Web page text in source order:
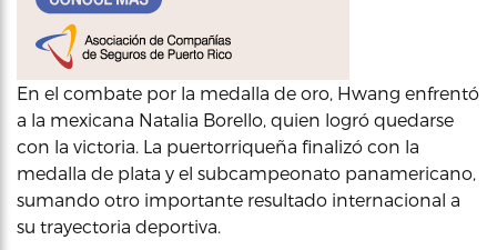
En el combate por la medalla de oro, Hwang enfrentó
a la mexicana Natalia Borello, quien logró quedarse
con la victoria. La puertorriqueña finalizó con la
medalla de plata y el subcampeonato panamericano,
sumando otro importante resultado internacional a
su trayectoria deportiva.